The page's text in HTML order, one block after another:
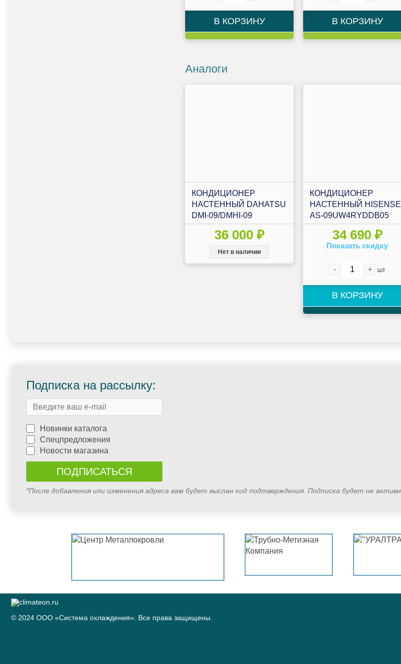
В КОРЗИНУ В КОРЗИНУ
Аналоги
КОНДИЦИОНЕР
НАСТЕННЫЙ DAHATSU
DMI-09/DMHI-09
36 000 ₽
Нет в наличии
КОНДИЦИОНЕР
НАСТЕННЫЙ HISENSE
AS-09UW4RYDDB05
34 690 ₽
Показать скидку
- + шт
В КОРЗИНУ
Подписка на рассылку:
Новинки каталога
Спецпредложения
Новости магазина
*После добавления или изменения адреса вам будет выслан код подтверждения. Подписка будет не
© 2024 ООО «Система охлаждения». Все права защищены.